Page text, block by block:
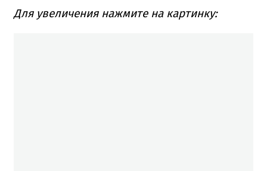
Для увеличения нажмите на картинку: